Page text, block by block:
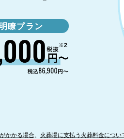
瞭プラン
かかる場合、 火葬場に支払う火葬料金につい